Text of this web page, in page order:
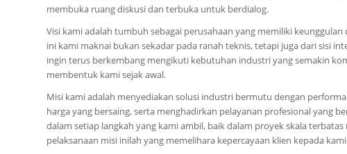
membuka ruang diskusi dan terbuka untuk berdialog.
Visi kami adalah tumbuh sebagai perusahaan yang memiliki
ini kami maknai bukan sekadar pada ranah teknis, tetapi juga dari sisi
ingin terus berkembang mengikuti kebutuhan industri yang semakin
membentuk kami sejak awal.
Misi kami adalah menyediakan solusi industri bermutu dengan
harga yang bersaing, serta menghadirkan pelayanan profesional yang
dalam setiap langkah yang kami ambil, baik dalam proyek skala
pelaksanaan misi inilah yang memelihara kepercayaan klien kepada